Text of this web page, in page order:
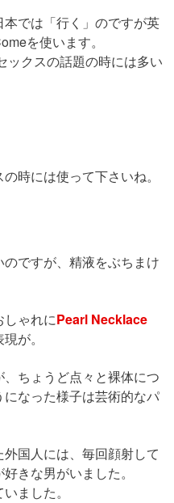
では「行く」のですが英
を使います。
ックスの話題の時には多い
時には使って下さいね。
ですが、精液をぶちまけ
しゃれにPearl Necklace
が。
ちょうど点々と裸体につ
なった様子は芸術的なパ
国人には、毎回顔射して
きな男がいました。
ました。